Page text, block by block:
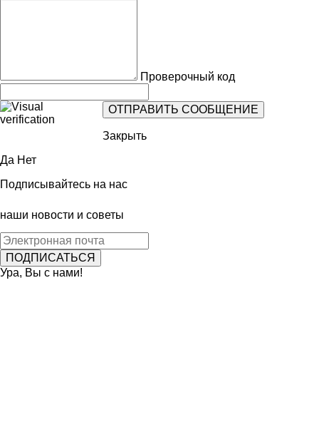
Проверочный код
Закрыть
Да Нет
Подписывайтесь на нас
наши новости и советы
Ура, Вы с нами!